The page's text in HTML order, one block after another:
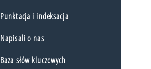
Punktacja i indeksacja
Napisali o nas
Baza słów kluczowych